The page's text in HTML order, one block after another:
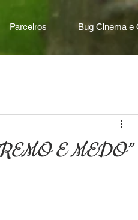
Parceiros Bug Cinema e
E MEDO”